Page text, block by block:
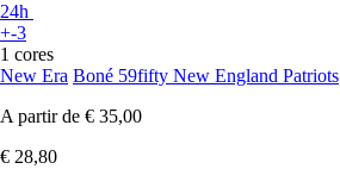
24h
+-3
1 cores
New Era Boné 59fifty New England Patriots
A partir de € 35,00
€ 28,80